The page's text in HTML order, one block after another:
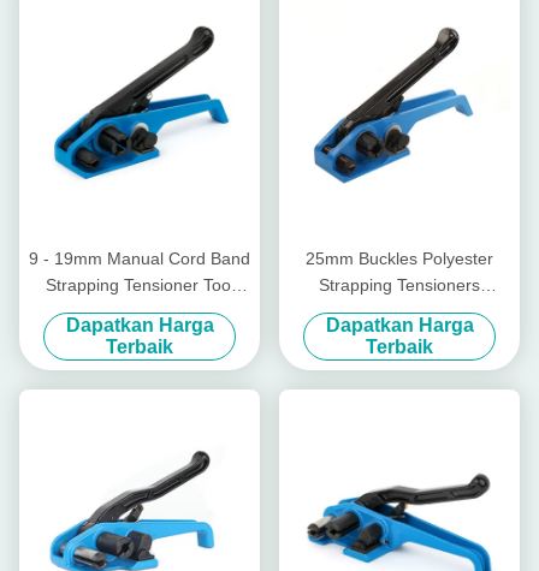
9 - 19mm Manual Cord Band
Strapping Tensioner Tool
Steel Strapping Tensioner
Dengan Cutter
Dapatkan Harga
Terbaik
25mm Buckles Polyester
Strapping Tensioners
Ratchet Heavy Duty
Strapping Tensioner
Dapatkan Harga
Terbaik